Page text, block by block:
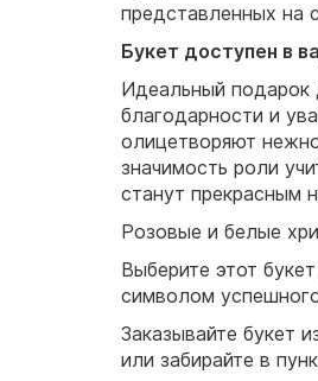
представленных на
Букет доступен в
Идеальный подарок
благодарности и
олицетворяют
значимость роли
станут прекрасным
Розовые и белые
Выберите этот
символом
Заказывайте букет
или забирайте в